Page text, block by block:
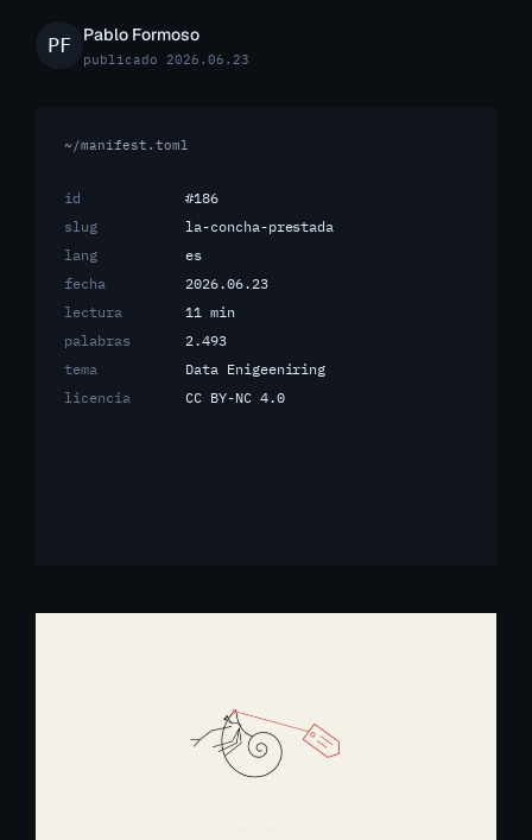
Pablo Formoso
publicado 2026.06.23
~/manifest.toml
id
#186
slug
la-concha-prestada
lang
es
fecha
2026.06.23
lectura
11 min
palabras
2.493
tema
Data Enigeeniring
licencia
CC BY-NC 4.0